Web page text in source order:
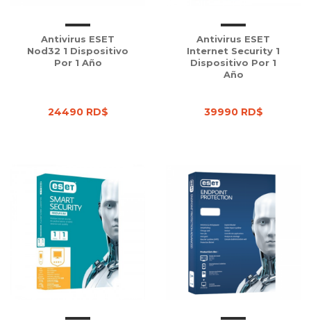
Antivirus ESET
Nod32 1 Dispositivo
Por 1 Año
24490 RD$
Antivirus ESET
Internet Security 1
Dispositivo Por 1
Año
39990 RD$